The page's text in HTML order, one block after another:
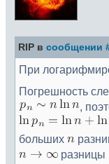
RIP в сообщении
При
Погрешность
,
больших
разницы